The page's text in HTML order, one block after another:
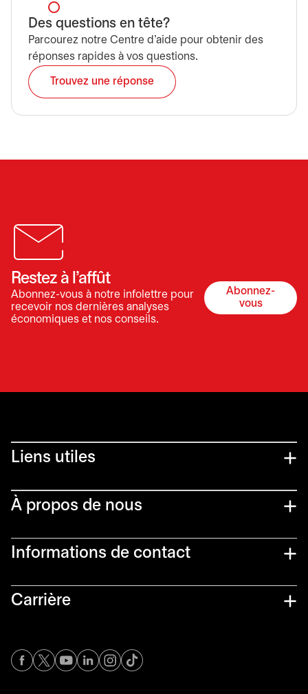
Des questions en tête?
Parcourez notre Centre d’aide pour obtenir des
réponses rapides à vos questions.
Trouvez une réponse
Restez à l’affût
Abonnez-vous à notre infolettre pour
recevoir nos dernières analyses
économiques et nos conseils.
Abonnez-
vous
s’ouvre
Liens utiles​
À propos de nous
Informations de contact​
Carrière
s’ouvre dans un nouvel onglet
s’ouvre dans un nouvel onglet
s’ouvre dans un nouvel onglet
s’ouvre dans un nouvel onglet
s’ouvre dans un nouvel onglet